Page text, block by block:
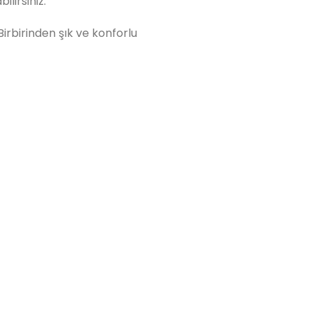
şık ve konforlu